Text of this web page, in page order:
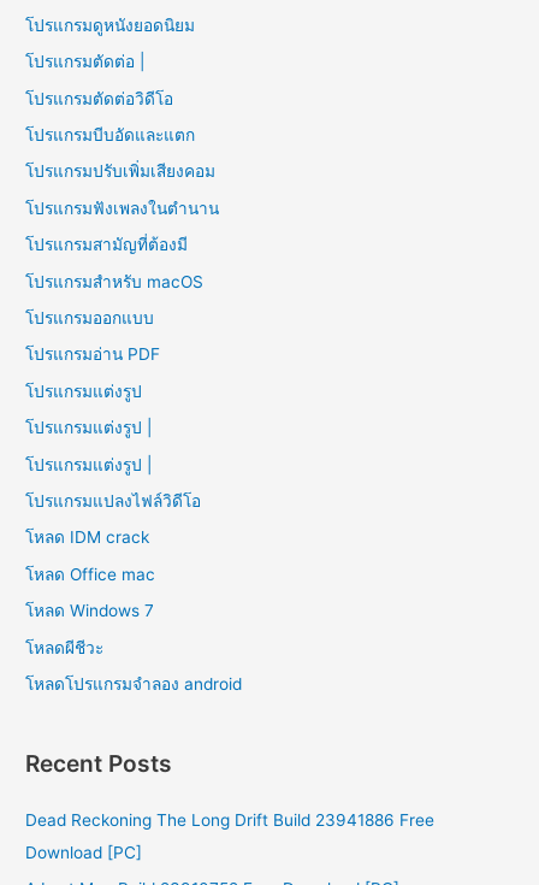
โปรแกรมดูหนังยอดนิยม
โปรแกรมตัดต่อ |
โปรแกรมตัดต่อวิดีโอ
โปรแกรมบีบอัดและแตก
โปรแกรมปรับเพิ่มเสียงคอม
โปรแกรมฟังเพลงในตำนาน
โปรแกรมสามัญที่ต้องมี
โปรแกรมสำหรับ macOS
โปรแกรมออกแบบ
โปรแกรมอ่าน PDF
โปรแกรมแต่งรูป
โปรแกรมแต่งรูป |
โปรแกรมแต่งรูป |
โปรแกรมแปลงไฟล์วิดีโอ
โหลด IDM crack
โหลด Office mac
โหลด Windows 7
โหลดผีชีวะ
โหลดโปรแกรมจําลอง android
Recent Posts
Dead Reckoning The Long Drift Build 23941886 Free
Download [PC]